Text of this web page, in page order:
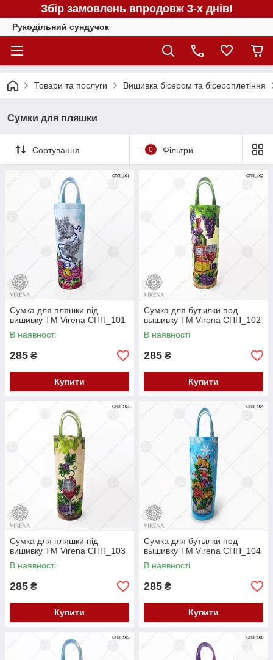
Збір замовлень впродовж 3-х днів!
Рукодільний сундучок
Товари та послуги Вишивка бісером та бісероплетіння
Сумки для пляшки
Сортування 0 Фільтри
Сумка для пляшки під
вишивку ТМ Virena СПП_101
В наявності
285 ₴
Купити
Сумка для бутылки под
вышивку ТМ Virena СПП_102
В наявності
285 ₴
Купити
Сумка для пляшки під
вишивку ТМ Virena СПП_103
В наявності
285 ₴
Купити
Сумка для бутылки под
вышивку ТМ Virena СПП_104
В наявності
285 ₴
Купити